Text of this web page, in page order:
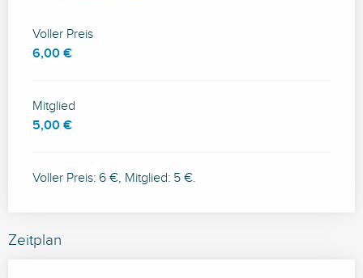
Voller Preis
6,00 €
Mitglied
5,00 €
Voller Preis: 6 €, Mitglied: 5 €.
Zeitplan